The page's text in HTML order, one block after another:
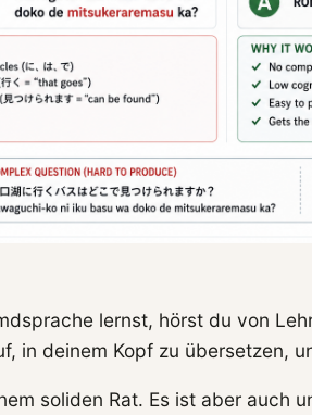
lernst, hörst du von
in deinem Kopf zu übersetzen,
soliden Rat. Es ist aber auch